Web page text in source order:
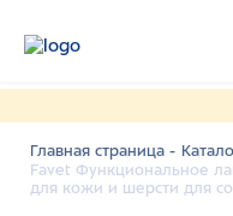
Главная страница -
Favet Функциональное
для кожи и шерсти для